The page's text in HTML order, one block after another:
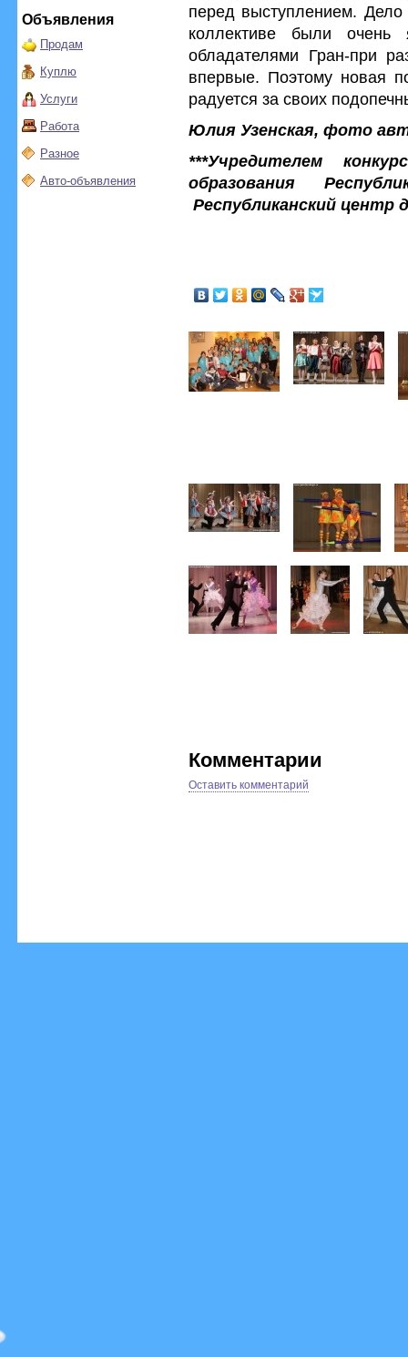
Объявления
Продам
Куплю
Услуги
Работа
Разное
Авто-объявления
перед выступлением.
коллективе были
обладателями Гран-при
впервые. Поэтому новая
радуется за своих
Юлия Узенская, фото
***Учредителем
образования
Республиканский центр
Комментарии
Оставить комментарий